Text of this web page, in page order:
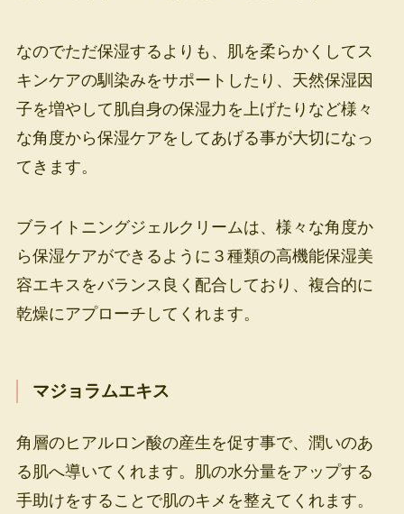
なのでただ保湿するよりも、肌を柔らかくしてス
キンケアの馴染みをサポートしたり、天然保湿因
子を増やして肌自身の保湿力を上げたりなど様々
な角度から保湿ケアをしてあげる事が大切になっ
てきます。
ブライトニングジェルクリームは、様々な角度か
ら保湿ケアができるように３種類の高機能保湿美
容エキスをバランス良く配合しており、複合的に
乾燥にアプローチしてくれます。
マジョラムエキス
角層のヒアルロン酸の産生を促す事で、潤いのあ
る肌へ導いてくれます。肌の水分量をアップする
手助けをすることで肌のキメを整えてくれます。